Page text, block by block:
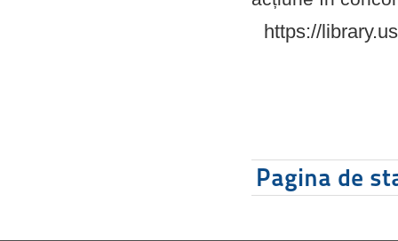
https://
Pagina de